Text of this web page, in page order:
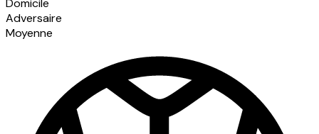
Domicile
Adversaire
Moyenne